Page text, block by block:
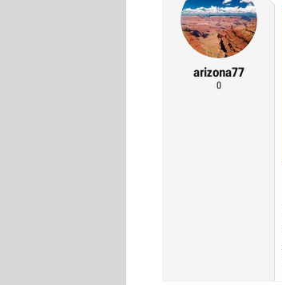
arizona77
0